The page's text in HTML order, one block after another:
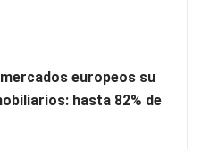
europeos su
hasta 82% de